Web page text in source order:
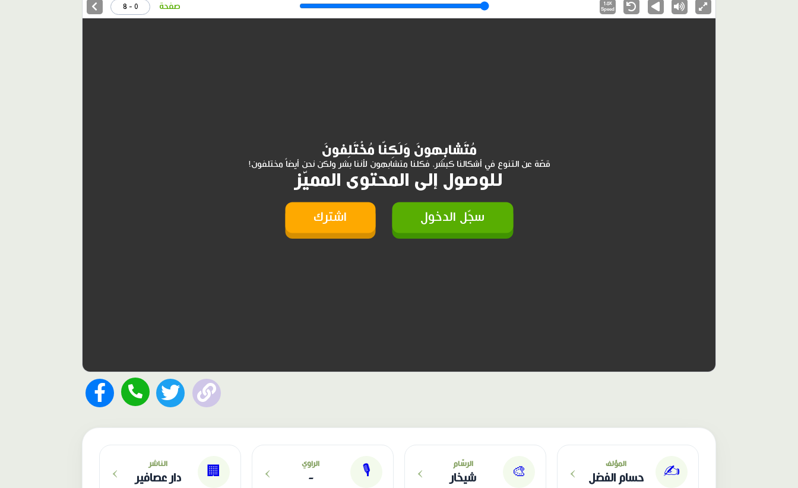
1.0X
Speed
صفحة 0 - 8
مُتَشابِهونَ وَلَكِنّا مُخْتَلِفونَ
قصّة عن التنوع في أشكالنا كبشر، فكلنا متشابهون لأننا بشر ولكن نحن أيضاً مختلفون!
للوصول إلى المحتوى المميّز
سجّل الدخول اشترك
✍️ المؤلف
حسام الفضل ›
🎨
الرسّام
شيخار ›
🎙 الراوي
-
›
🏢
الناشر
دار عصافير ›